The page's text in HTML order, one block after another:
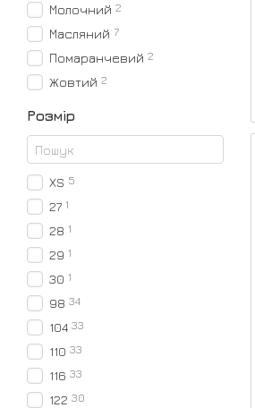
Молочний 2
Масляний 7
Помаранчевий 2
Жовтий 2
Розмір
XS 5
27 1
28 1
29 1
30 1
98 34
104 33
110 33
116 33
122 30